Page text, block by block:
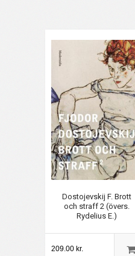
Dostojevskij F. Brott
och straff 2 (övers.
Rydelius E.)
209.00 kr.